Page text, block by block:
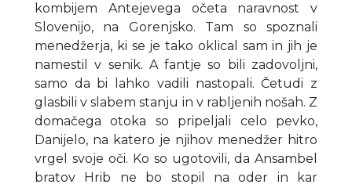
kombijem Antejevega očeta naravnost v
Slovenijo, na Gorenjsko. Tam so spoznali
menedžerja, ki se je tako oklical sam in jih je
namestil v senik. A fantje so bili zadovoljni,
samo da bi lahko vadili nastopali. Četudi z
glasbili v slabem stanju in v rabljenih nošah. Z
domačega otoka so pripeljali celo pevko,
Danijelo, na katero je njihov menedžer hitro
vrgel svoje oči. Ko so ugotovili, da Ansambel
bratov Hrib ne bo stopil na oder in kar